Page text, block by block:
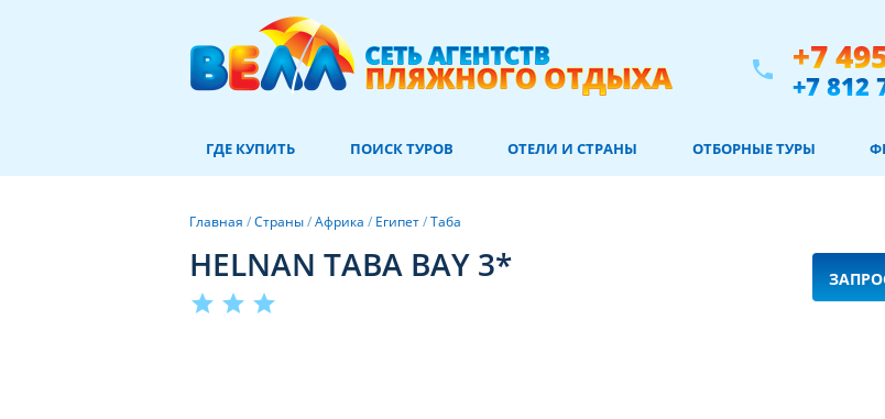
phone +7
+7 812
ГДЕ КУПИТЬ ПОИСК ТУРОВ ОТЕЛИ И СТРАНЫ ОТБОРНЫЕ ТУРЫ
Главная /Страны/Африка / Египет/Таба
HELNAN TABA BAY 3*
star star star